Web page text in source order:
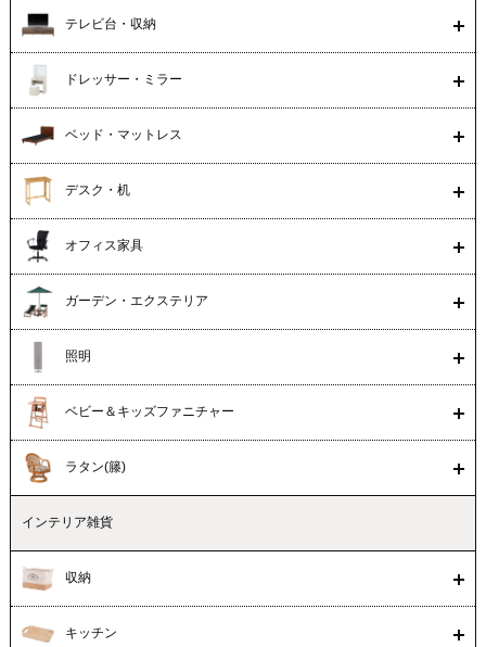
テレビ台・収納
ドレッサー・ミラー
ベッド・マットレス
デスク・机
オフィス家具
ガーデン・エクステリア
照明
ベビー＆キッズファニチャー
ラタン(籐)
インテリア雑貨
収納
キッチン